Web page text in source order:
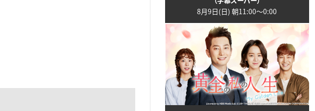
8月9日(日) 朝11:00〜0:00